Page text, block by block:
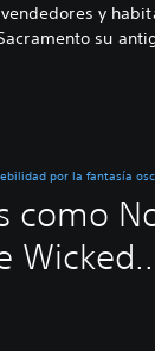
y
su
por la fantasía
como